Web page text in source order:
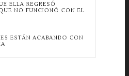
ELLA REGRESÓ
NO FUNCIONÓ CON EL
ESTÁN ACABANDO CON